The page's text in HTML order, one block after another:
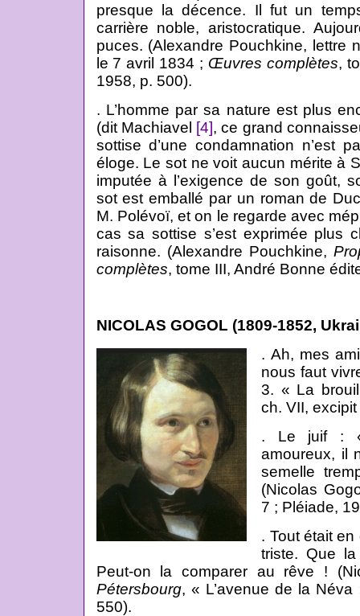
presque la décence. Il fut un
carrière noble, aristocratique.
puces. (Alexandre Pouchkine, lettre
le 7 avril 1834 ; Œuvres complètes,
1958, p. 500).
. L’homme par sa nature est plus
(dit Machiavel
[4], ce grand
sottise d’une condamnation n’est
éloge. Le sot ne voit aucun mérite à
imputée à l’exigence de son goût,
sot est emballé par un roman de
M. Polévoï, et on le regarde avec
cas sa sottise s’est exprimée plus
raisonne. (Alexandre Pouchkine,
complètes, tome III, André Bonne
NICOLAS GOGOL (1809-1852,
. Ah, mes
nous faut
3. « La
ch. VII,
. Le juif : «
amoureux, il
semelle
(Nicolas
7 ; Pléiade,
. Tout était
triste. Que
Peut-on la comparer au rêve !
Pétersbourg, « L’avenue de la
550).